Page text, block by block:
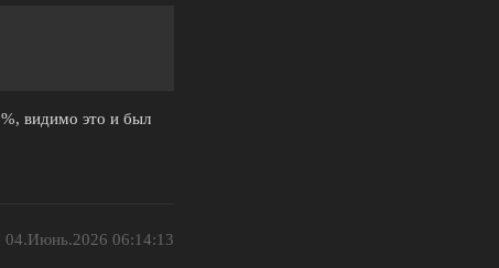
видимо это и был
04.Июнь.2026 06:14:13